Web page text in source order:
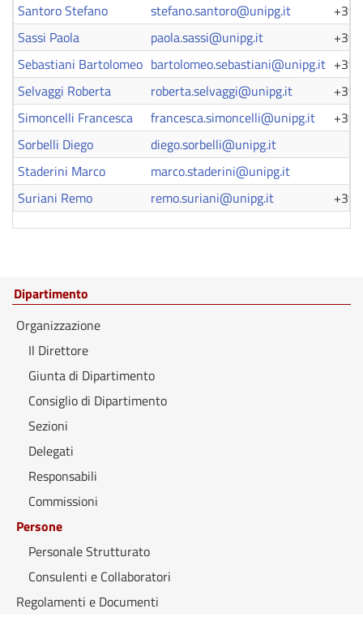
Santoro Stefano
stefano.santoro@unipg.it
+39
Sassi Paola
paola.sassi@unipg.it
+39
Sebastiani Bartolomeo bartolomeo.sebastiani@unipg.it +39
Selvaggi Roberta
roberta.selvaggi@unipg.it
+39
Simoncelli Francesca
francesca.simoncelli@unipg.it
+39
Sorbelli Diego
diego.sorbelli@unipg.it
Staderini Marco
marco.staderini@unipg.it
Suriani Remo
remo.suriani@unipg.it +39
Dipartimento
Organizzazione
Il Direttore
Giunta di Dipartimento
Consiglio di Dipartimento
Sezioni
Delegati
Responsabili
Commissioni
Persone
Personale Strutturato
Consulenti e Collaboratori
Regolamenti e Documenti